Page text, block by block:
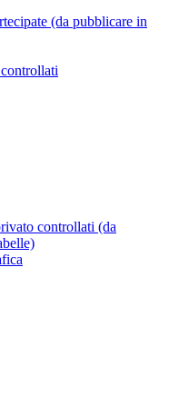
(da pubblicare in
controllati (da